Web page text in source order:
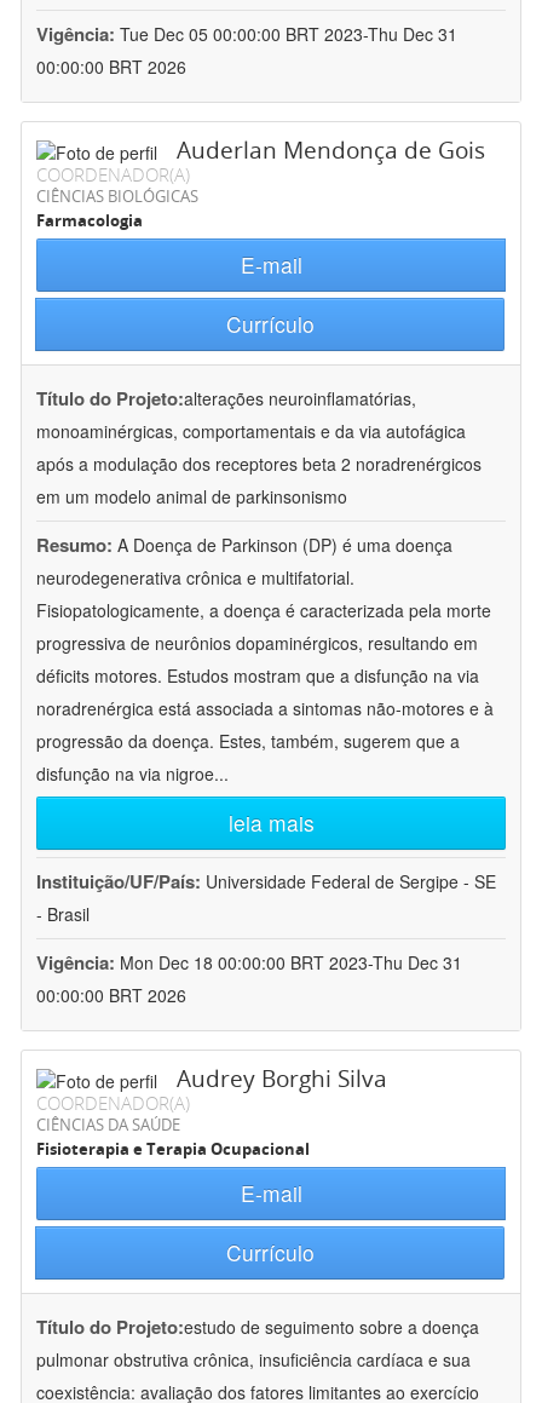
Vigência: Tue Dec 05 00:00:00 BRT 2023-Thu Dec 31
00:00:00 BRT 2026
Auderlan Mendonça de Gois
COORDENADOR(A)
CIÊNCIAS BIOLÓGICAS
Farmacologia
E-mail
Currículo
Título do Projeto:alterações neuroinflamatórias,
monoaminérgicas, comportamentais e da via autofágica
após a modulação dos receptores beta 2 noradrenérgicos
em um modelo animal de parkinsonismo
Resumo: A Doença de Parkinson (DP) é uma doença
neurodegenerativa crônica e multifatorial.
Fisiopatologicamente, a doença é caracterizada pela morte
progressiva de neurônios dopaminérgicos, resultando em
déficits motores. Estudos mostram que a disfunção na via
noradrenérgica está associada a sintomas não-motores e à
progressão da doença. Estes, também, sugerem que a
disfunção na via nigroe...
leia mais
Instituição/UF/País: Universidade Federal de Sergipe - SE
- Brasil
Vigência: Mon Dec 18 00:00:00 BRT 2023-Thu Dec 31
00:00:00 BRT 2026
Audrey Borghi Silva
COORDENADOR(A)
CIÊNCIAS DA SAÚDE
Fisioterapia e Terapia Ocupacional
E-mail
Currículo
Título do Projeto:estudo de seguimento sobre a doença
pulmonar obstrutiva crônica, insuficiência cardíaca e sua
coexistência: avaliação dos fatores limitantes ao exercício